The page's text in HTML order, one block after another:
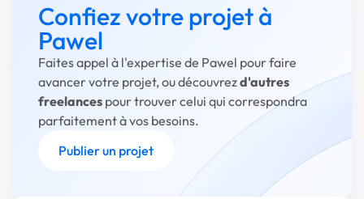
Confiez votre projet à
Pawel
Faites appel à l'expertise de Pawel pour faire
avancer votre projet, ou découvrezd'autres
freelances pour trouver celui qui correspondra
parfaitement à vos besoins.
Publier un projet